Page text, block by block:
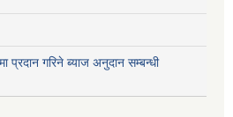
प्रदान गरिने ब्याज अनुदान सम्बन्धी